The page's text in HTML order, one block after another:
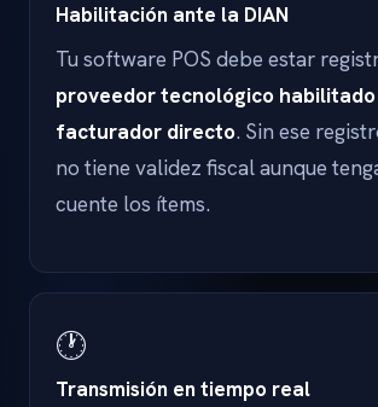
Habilitación ante la DIAN
Tu software POS debe estar
proveedor tecnológico
facturador directo. Sin ese
no tiene validez fiscal aunque
cuente los ítems.
🕐
Transmisión en tiempo real